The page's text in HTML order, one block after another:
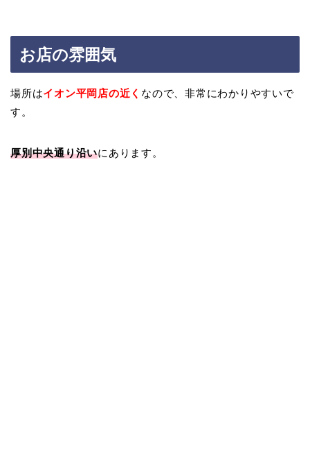
お店の雰囲気
場所はイオン平岡店の近く なので、非常にわかりやすいで
す。
厚別中央通り沿いにあります。